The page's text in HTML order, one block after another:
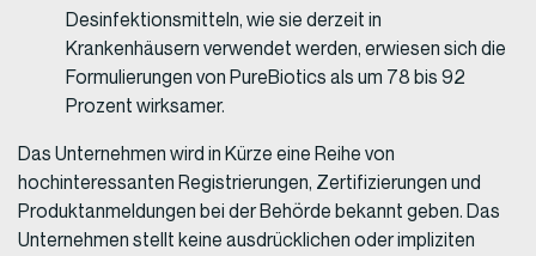
Desinfektionsmitteln, wie sie derzeit in
Krankenhäusern verwendet werden, erwiesen sich die
Formulierungen von PureBiotics als um 78 bis 92
Prozent wirksamer.
Das Unternehmen wird in Kürze eine Reihe von
hochinteressanten Registrierungen, Zertifizierungen und
Produktanmeldungen bei der Behörde bekannt geben. Das
Unternehmen stellt keine ausdrücklichen oder impliziten